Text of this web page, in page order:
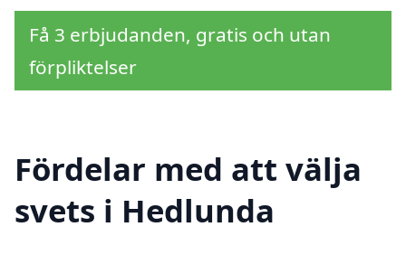
Få 3 erbjudanden, gratis och utan
förpliktelser
Fördelar med att välja
svets i Hedlunda